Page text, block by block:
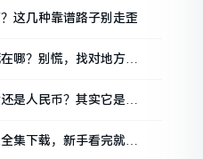
这几种靠谱路子别走歪
哪？别慌，找对地方才
是人民币？其实它是个
集下载，新手看完就懂